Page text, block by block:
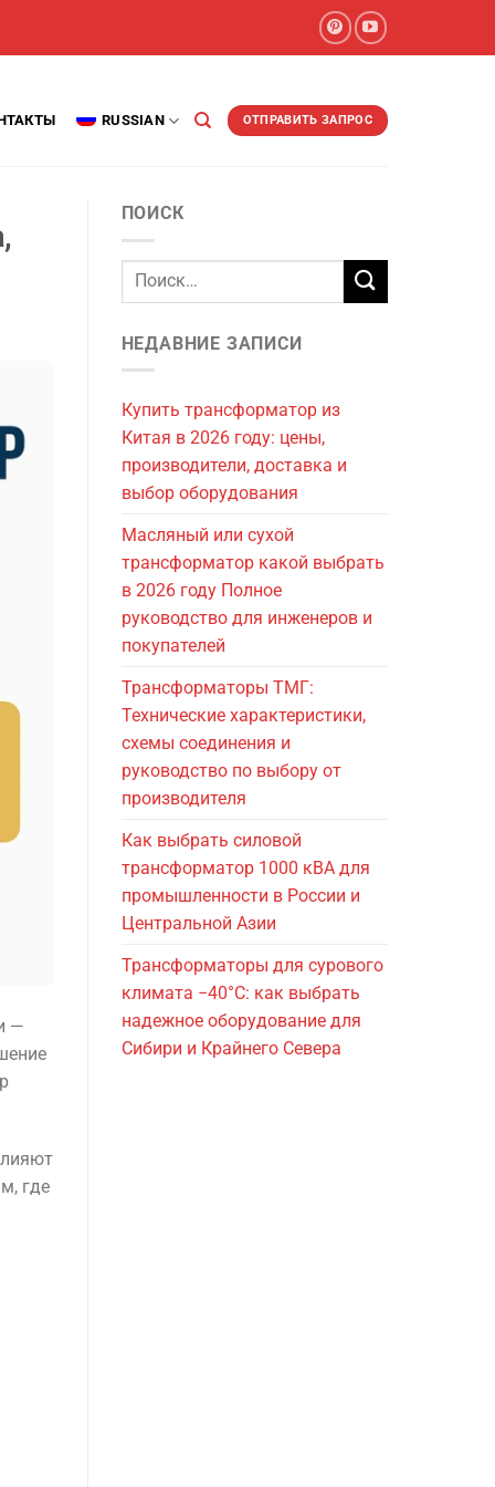
RUSSIAN ОТПРАВИТЬ ЗАПРОС
—
где
ПОИСК
НЕДАВНИЕ ЗАПИСИ
Купить трансформатор из
Китая в 2026 году: цены,
производители, доставка и
выбор оборудования
Масляный или сухой
трансформатор какой выбрать
в 2026 году Полное
руководство для инженеров и
покупателей
Трансформаторы ТМГ:
Технические характеристики,
схемы соединения и
руководство по выбору от
производителя
Как выбрать силовой
трансформатор 1000 кВА для
промышленности в России и
Центральной Азии
Трансформаторы для сурового
климата −40°C: как выбрать
надежное оборудование для
Сибири и Крайнего Севера